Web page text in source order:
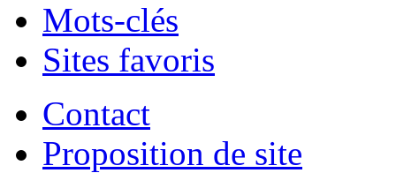
Mots-clés
Sites favoris
Contact
Proposition de site